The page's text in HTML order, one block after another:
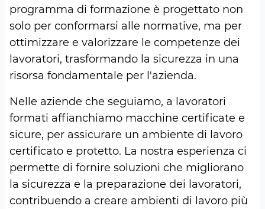
programma di formazione è progettato non
solo per conformarsi alle normative, ma per
ottimizzare e valorizzare le competenze dei
lavoratori, trasformando la sicurezza in una
risorsa fondamentale per l'azienda.
Nelle aziende che seguiamo, a lavoratori
formati affianchiamo macchine certificate e
sicure, per assicurare un ambiente di lavoro
certificato e protetto. La nostra esperienza ci
permette di fornire soluzioni che migliorano
la sicurezza e la preparazione dei lavoratori,
contribuendo a creare ambienti di lavoro più